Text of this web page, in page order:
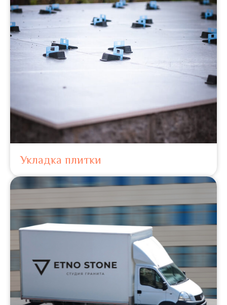
Укладка плитки